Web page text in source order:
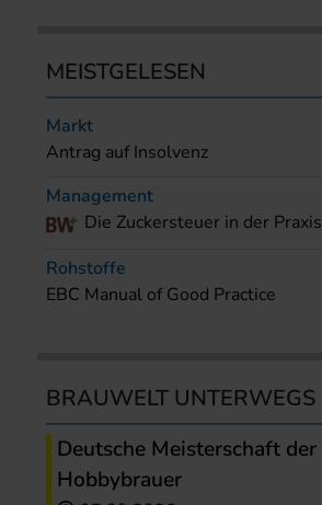
MEISTGELESEN
Markt
Antrag auf Insolvenz
Management
Die Zuckersteuer in der Praxis
Rohstoffe
EBC Manual of Good Practice
BRAUWELT UNTERWEGS
Deutsche Meisterschaft der
Hobbybrauer